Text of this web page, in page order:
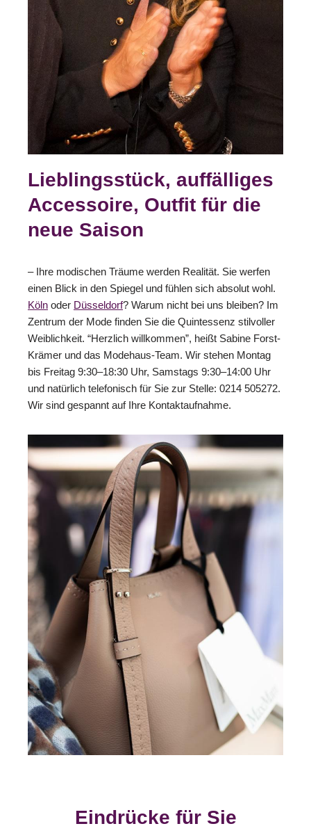
Lieblingsstück, auffälliges
Accessoire, Outfit für die
neue Saison
– Ihre modischen Träume werden Realität. Sie werfen
einen Blick in den Spiegel und fühlen sich absolut wohl.
Köln oder Düsseldorf? Warum nicht bei uns bleiben? Im
Zentrum der Mode finden Sie die Quintessenz stilvoller
Weiblichkeit. “Herzlich willkommen”, heißt Sabine Forst-
Krämer und das Modehaus-Team. Wir stehen Montag
bis Freitag 9:30–18:30 Uhr, Samstags 9:30–14:00 Uhr
und natürlich telefonisch für Sie zur Stelle: 0214 505272.
Wir sind gespannt auf Ihre Kontaktaufnahme.
Eindrücke für Sie